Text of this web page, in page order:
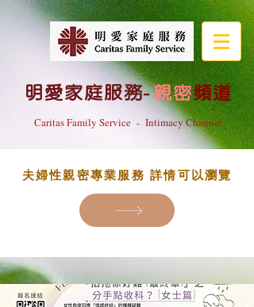
明愛家庭服務-親密頻道
Caritas Family Service - Intimacy Channel
夫婦性親密專業服務 詳情可以瀏覽